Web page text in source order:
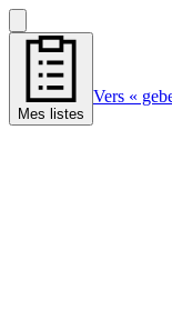
Mes listes
Vers «